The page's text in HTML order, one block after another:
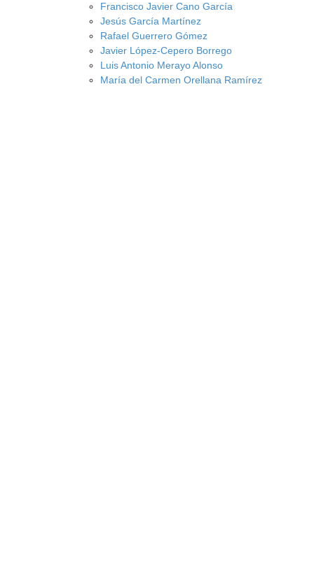
Francisco Javier Cano García
Jesús García Martínez
Rafael Guerrero Gómez
Javier López-Cepero Borrego
Luis Antonio Merayo Alonso
María del Carmen Orellana Ramírez